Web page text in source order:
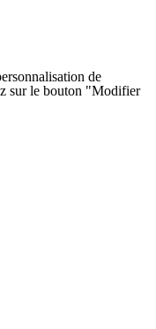
de
sur le bouton "Modifier